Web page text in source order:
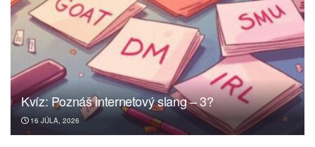
Kvíz: Poznáš internetový slang – 3?
16 JÚLA, 2026